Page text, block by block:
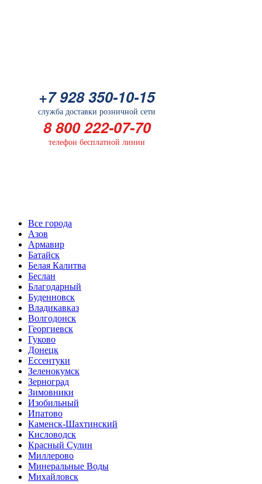
+7 928 350-10-15
служба доставки розничной сети
8 800 222-07-70
телефон бесплатной линии
служба доставки розничной сети
8 800 222-07-70
телефон бесплатной линии
Все города
Азов
Армавир
Батайск
Белая Калитва
Беслан
Благодарный
Буденновск
Владикавказ
Волгодонск
Георгиевск
Гуково
Донецк
Ессентуки
Зеленокумск
Зерноград
Зимовники
Изобильный
Ипатово
Каменск-Шахтинский
Кисловодск
Красный Сулин
Миллерово
Минеральные Воды
Михайловск